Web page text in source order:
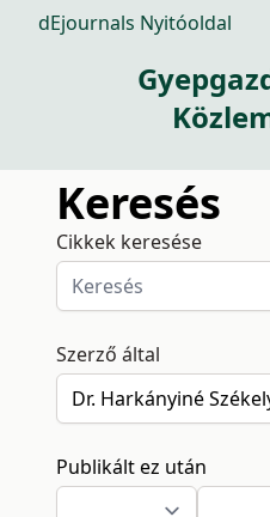
dEjournals Nyitóoldal
Keresés
Cikkek keresése
Szerző által
Publikált ez után